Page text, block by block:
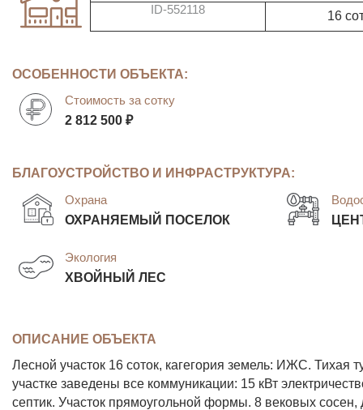
ID-552118 16
ОСОБЕННОСТИ ОБЪЕКТА:
Стоимость за сотку
2 812 500 ₽
БЛАГОУСТРОЙСТВО И ИНФРАСТРУКТУРА:
Охрана
ОХРАНЯЕМЫЙ ПОСЕЛОК
Экология
ХВОЙНЫЙ ЛЕС
ОПИСАНИЕ ОБЪЕКТА
Лесной участок 16 соток, кагегория земель: ИЖС.
участке заведены все коммуникации: 15 кВт
септик. Участок прямоугольной формы. 8 вековых